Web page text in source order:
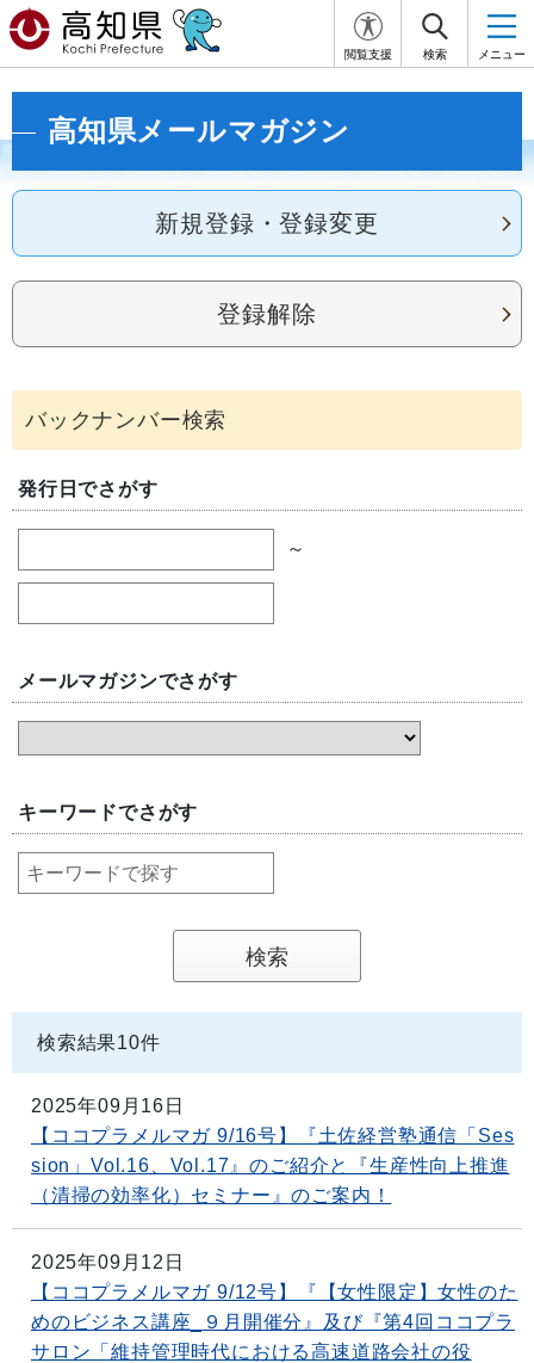
閲覧支援 検索 メニュー
高知県メールマガジン
新規登録・登録変更
登録解除
発行日でさがす
～
メールマガジンでさがす
キーワードでさがす
検索結果10件
2025年09月16日
【ココプラメルマガ 9/16号】『土佐経営塾通信「Ses
sion」Vol.16、Vol.17』のご紹介と『生産性向上推進
（清掃の効率化）セミナー』のご案内！
2025年09月12日
【ココプラメルマガ 9/12号】『【女性限定】女性のた
めのビジネス講座_９月開催分』及び『第4回ココプラ
サロン「維持管理時代における高速道路会社の役